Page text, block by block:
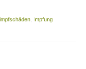
impfschäden, Impfung